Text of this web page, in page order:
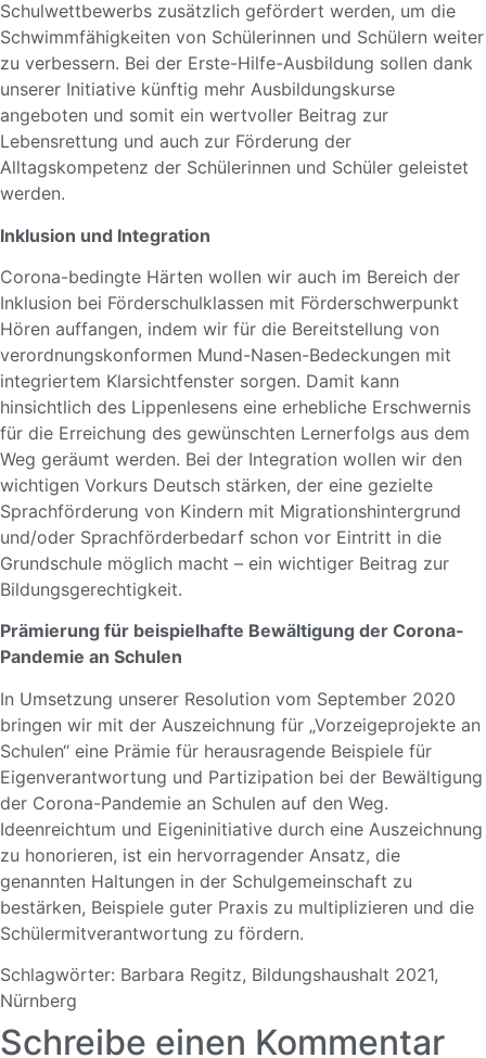
Schulwettbewerbs zusätzlich gefördert werden, um die
Schwimmfähigkeiten von Schülerinnen und Schülern weiter
zu verbessern. Bei der Erste-Hilfe-Ausbildung sollen dank
unserer Initiative künftig mehr Ausbildungskurse
angeboten und somit ein wertvoller Beitrag zur
Lebensrettung und auch zur Förderung der
Alltagskompetenz der Schülerinnen und Schüler geleistet
werden.
Inklusion und Integration
Corona-bedingte Härten wollen wir auch im Bereich der
Inklusion bei Förderschulklassen mit Förderschwerpunkt
Hören auffangen, indem wir für die Bereitstellung von
verordnungskonformen Mund-Nasen-Bedeckungen mit
integriertem Klarsichtfenster sorgen. Damit kann
hinsichtlich des Lippenlesens eine erhebliche Erschwernis
für die Erreichung des gewünschten Lernerfolgs aus dem
Weg geräumt werden. Bei der Integration wollen wir den
wichtigen Vorkurs Deutsch stärken, der eine gezielte
Sprachförderung von Kindern mit Migrationshintergrund
und/oder Sprachförderbedarf schon vor Eintritt in die
Grundschule möglich macht – ein wichtiger Beitrag zur
Bildungsgerechtigkeit.
Prämierung für beispielhafte Bewältigung der Corona-
Pandemie an Schulen
In Umsetzung unserer Resolution vom September 2020
bringen wir mit der Auszeichnung für „Vorzeigeprojekte an
Schulen“ eine Prämie für herausragende Beispiele für
Eigenverantwortung und Partizipation bei der Bewältigung
der Corona-Pandemie an Schulen auf den Weg.
Ideenreichtum und Eigeninitiative durch eine Auszeichnung
zu honorieren, ist ein hervorragender Ansatz, die
genannten Haltungen in der Schulgemeinschaft zu
bestärken, Beispiele guter Praxis zu multiplizieren und die
Schülermitverantwortung zu fördern.
Schlagwörter: Barbara Regitz, Bildungshaushalt 2021,
Nürnberg
Schreibe einen Kommentar